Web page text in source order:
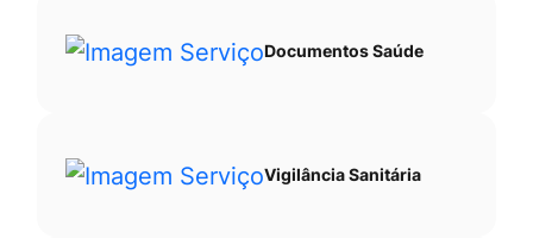
Documentos Saúde
Vigilância Sanitária